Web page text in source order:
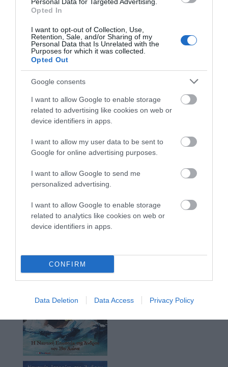
Opted In
I want to opt-out of Collection, Use,
Retention, Sale, and/or Sharing of my
Personal Data that Is Unrelated with the
Purposes for which it was collected.
Opted Out
Google consents
I want to allow Google to enable storage
related to advertising like cookies on web or
device identifiers in apps.
I want to allow my user data to be sent to
Google for online advertising purposes.
I want to allow Google to send me
personalized advertising.
I want to allow Google to enable storage
related to analytics like cookies on web or
device identifiers in apps.
CONFIRM
Data Deletion Data Access Privacy Policy